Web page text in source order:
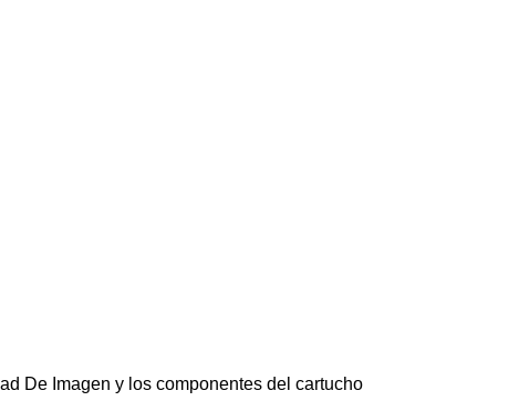
De Imagen y los componentes del cartucho